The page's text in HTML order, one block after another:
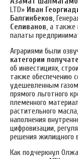
LTD» Иван
Балгинбеков,
Селиванов, а также
палаты
Аграриями были
категории
об инвестициях,
также обеспечению
удешевленным
прямого льготного
племенного
растительного
наполнения
цифровизации,
решения жилищного
Как подчеркнул